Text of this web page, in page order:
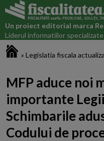
Un proiect editorial marca
Liderul informatiilor specializate
» Legislatia fiscala
MFP aduce noi
importante
Schimbarile
Codului de